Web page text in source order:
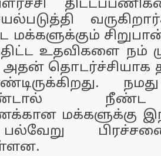
மக்களுக்கும்
உதவிகளை நம்
அதன் தொடர்ச்சியாக
மக்களுக்கு